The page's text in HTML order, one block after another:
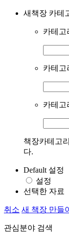
새책장 카테
카테고
카테고
카테고
책장카테고
다.
Default 설정
설정
선택한 자료
취소 새 책장 만들
관심분야 검색